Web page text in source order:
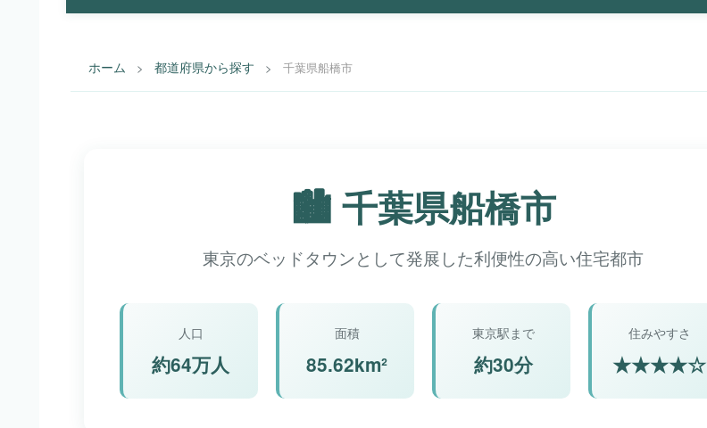
ホーム > 都道府県から探す > 千葉県船橋市
🏙️ 千葉県船橋市
東京のベッドタウンとして発展した利便性の高い住宅都市
人口
約64万人
面積
85.62km²
東京駅まで
約30分
住みやすさ
★★★★☆